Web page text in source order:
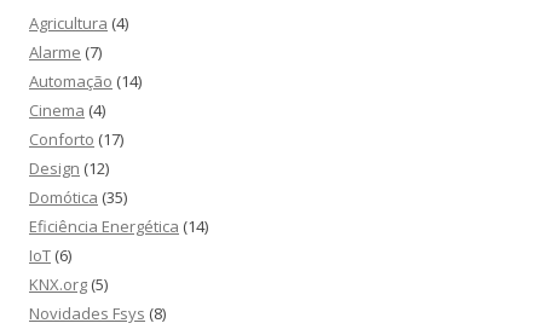
Agricultura (4)
Alarme (7)
Automação (14)
Cinema (4)
Conforto (17)
Design (12)
Domótica (35)
Eficiência Energética (14)
IoT (6)
KNX.org (5)
Novidades Fsys (8)